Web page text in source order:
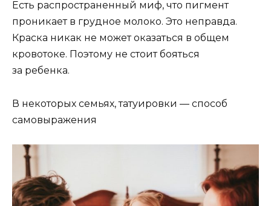
Есть распространенный миф, что пигмент
проникает в грудное молоко. Это неправда.
Краска никак не может оказаться в общем
кровотоке. Поэтому не стоит бояться
за ребенка.
В некоторых семьях, татуировки — способ
самовыражения